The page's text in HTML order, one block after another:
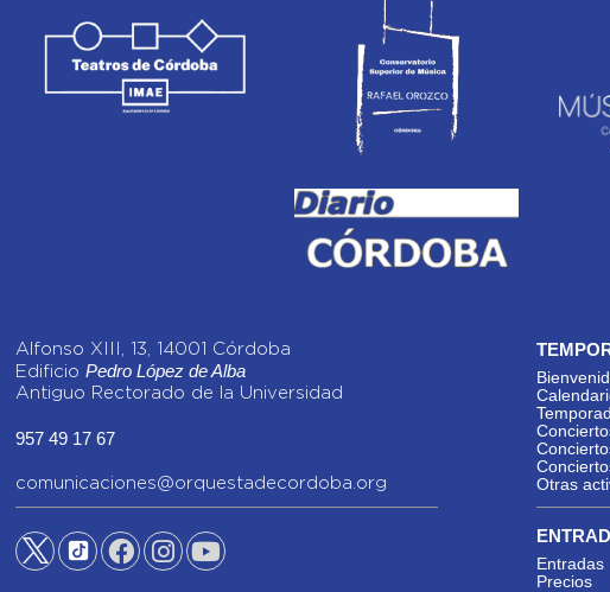
Alfonso XIII, 13, 14001 Córdoba
Edificio Pedro López de Alba
Antiguo Rectorado de la Universidad
957 49 17 67
comunicaciones@orquestadecordoba.org
Otras
Entradas
Precios